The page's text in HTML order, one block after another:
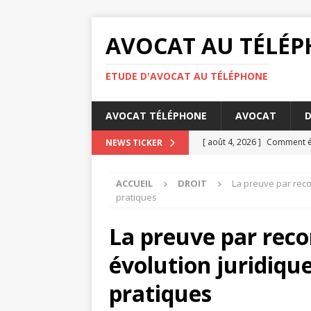
AVOCAT AU
ETUDE D'AVOCAT AU TÉLÉPHONE
AVOCAT TÉLÉPHONE AVOCAT
NEWS TICKER [ août 4, 2026 ] Comment
[ août 3, 2026 ] Barème
[ juillet 27, 2026 ] La
[ août 6, 2026 ] Les
ACCUEIL DROIT
La preuve par
pratiques
La preuve par
évolution
pratiques